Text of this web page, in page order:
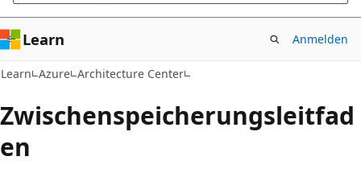
Learn Anmelden
Learn Azure Architecture Center
Zwischenspeicherungsleitfad
en